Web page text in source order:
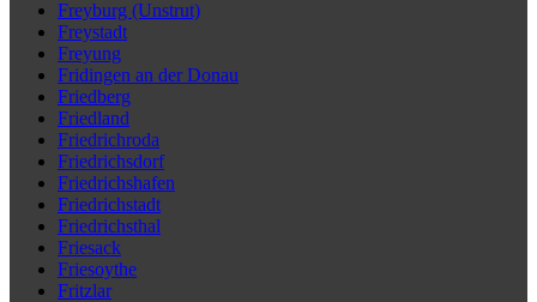
Freyburg (Unstrut)
Freystadt
Freyung
Fridingen an der Donau
Friedberg
Friedland
Friedrichroda
Friedrichsdorf
Friedrichshafen
Friedrichstadt
Friedrichsthal
Friesack
Friesoythe
Fritzlar